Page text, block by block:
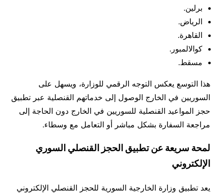
برلين.
الرياض.
القاهرة.
كوالالمبور.
مسقط.
هذا التوسع يعكس التوجه الرقمي للوزارة، ويسهل على
السوريين في الخارج الوصول إلى خدماتهم القنصلية عبر تطبيق
حجز المواعيد القنصلية للسوريين في الخارج دون الحاجة إلى
مراجعة السفارة بشكل مباشر أو التعامل مع وسطاء.
لمحة سريعة عن تطبيق الحجز القنصلي السوري
الإلكتروني
يعد تطبيق وزارة الخارجية السورية للحجز القنصلي الإلكتروني